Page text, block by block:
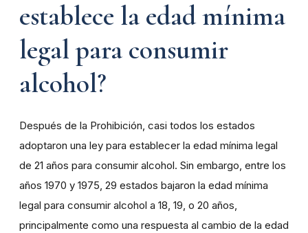
establece la edad mínima
legal para consumir
alcohol?
Después de la Prohibición, casi todos los estados
adoptaron una ley para establecer la edad mínima legal
de 21 años para consumir alcohol. Sin embargo, entre los
años 1970 y 1975, 29 estados bajaron la edad mínima
legal para consumir alcohol a 18, 19, o 20 años,
principalmente como una respuesta al cambio de la edad